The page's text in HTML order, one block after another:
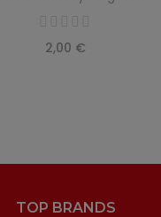
2,00 €
TOP BRANDS